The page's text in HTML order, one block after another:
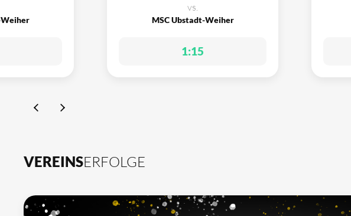
vs.
MSC Ubstadt-Weiher
1:15
VEREINSERFOLGE